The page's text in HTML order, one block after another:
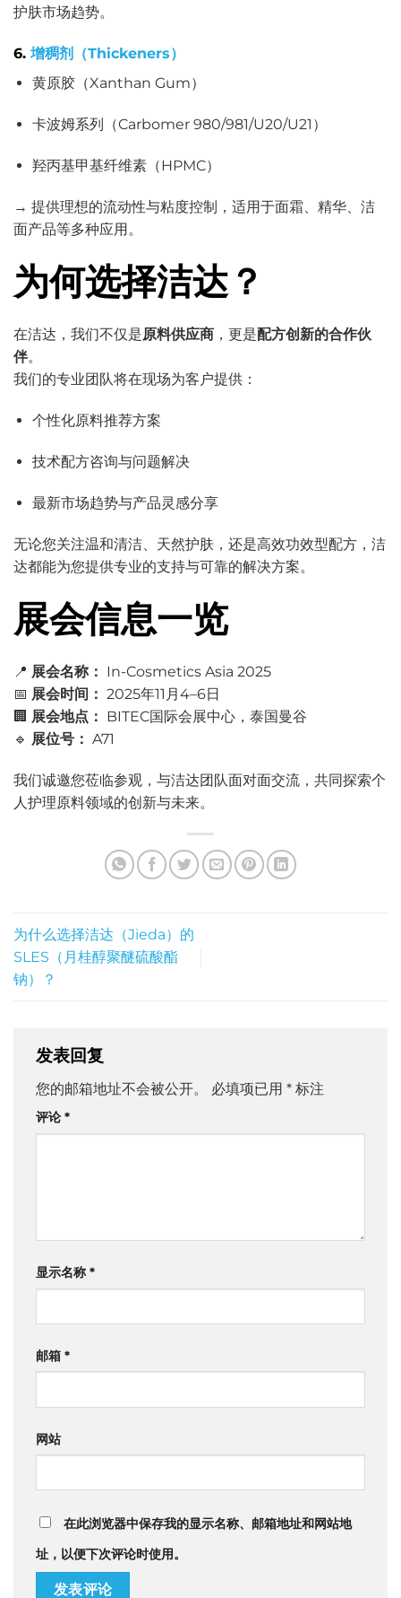
护肤市场趋势。
6. 增稠剂（Thickeners）
黄原胶（Xanthan Gum）
卡波姆系列（Carbomer 980/981/U20/U21）
羟丙基甲基纤维素（HPMC）
→ 提供理想的流动性与粘度控制，适用于面霜、精华、洁
面产品等多种应用。
为何选择洁达？
在洁达，我们不仅是原料供应商 ，更是配方创新的合作伙
伴。
我们的专业团队将在现场为客户提供：
个性化原料推荐方案
技术配方咨询与问题解决
最新市场趋势与产品灵感分享
无论您关注温和清洁、天然护肤，还是高效功效型配方，洁
达都能为您提供专业的支持与可靠的解决方案。
展会信息一览
📍 展会名称： In-Cosmetics Asia 2025
📅 展会时间： 2025年11月4–6日
🏢 展会地点： BITEC国际会展中心，泰国曼谷
🔹 展位号： A71
我们诚邀您莅临参观，与洁达团队面对面交流，共同探索个
人护理原料领域的创新与未来。
为什么选择洁达（Jieda）的
SLES（月桂醇聚醚硫酸酯
钠）？
发表回复
您的邮箱地址不会被公开。 必填项已用 * 标注
评论 *
显示名称*
邮箱 *
网站
在此浏览器中保存我的显示名称、邮箱地址和网站地
址，以便下次评论时使用。